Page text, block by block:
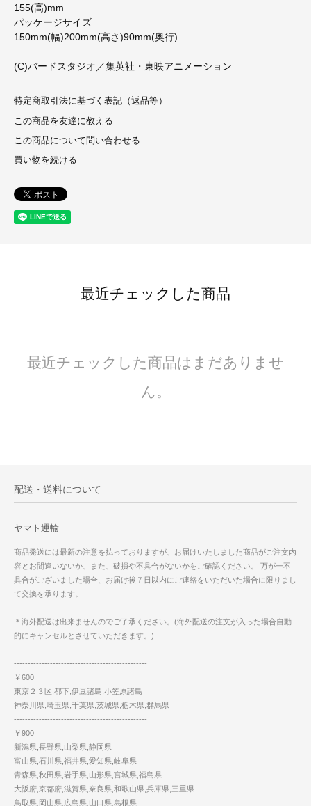
155(高)mm
パッケージサイズ
150mm(幅)200mm(高さ)90mm(奥行)
(C)バードスタジオ／集英社・東映アニメーション
特定商取引法に基づく表記（返品等）
この商品を友達に教える
この商品について問い合わせる
買い物を続ける
最近チェックした商品
最近チェックした商品はまだありませ
ん。
配送・送料について
ヤマト運輸
商品発送には最新の注意を払っておりますが、お届けいたしました商品がご注文内
容とお間違いないか、また、破損や不具合がないかをご確認ください。 万が一不
具合がございました場合、お届け後７日以内にご連絡をいただいた場合に限りまし
て交換を承ります。
＊海外配送は出来ませんのでご了承ください。(海外配送の注文が入った場合自動
的にキャンセルとさせていただきます。)
------------------------------------------------
￥600
東京２３区,都下,伊豆諸島,小笠原諸島
神奈川県,埼玉県,千葉県,茨城県,栃木県,群馬県
------------------------------------------------
￥900
新潟県,長野県,山梨県,静岡県
富山県,石川県,福井県,愛知県,岐阜県
青森県,秋田県,岩手県,山形県,宮城県,福島県
大阪府,京都府,滋賀県,奈良県,和歌山県,兵庫県,三重県
鳥取県,岡山県,広島県,山口県,島根県